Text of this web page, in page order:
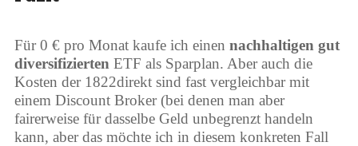
Für 0 € pro Monat kaufe ich einen nachhaltigen gut
diversifizierten ETF als Sparplan. Aber auch die
Kosten der 1822direkt sind fast vergleichbar mit
einem Discount Broker (bei denen man aber
fairerweise für dasselbe Geld unbegrenzt handeln
kann, aber das möchte ich in diesem konkreten Fall